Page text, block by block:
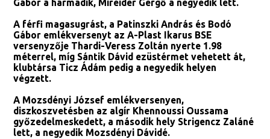
Gábor a harmadik, Mireider Gergő a negyedik lett.
A férfi magasugrást, a Patinszki András és Bodó
Gábor emlékversenyt az A-Plast Ikarus BSE
versenyzője Thardi-Veress Zoltán nyerte 1.98
méterrel, míg Sántik Dávid ezüstérmet vehetett át,
klubtársa Ticz Ádám pedig a negyedik helyen
végzett.
A Mozsdényi József emlékversenyen,
diszkoszvetésben az algír Khennoussi Oussama
győzedelmeskedett, a második hely Strigencz Zaláné
lett, a negyedik Mozsdényi Dávidé.